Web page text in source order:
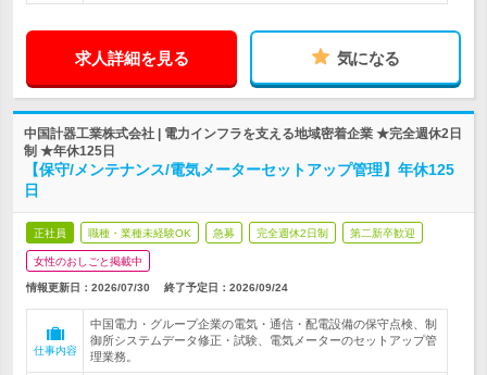
求人詳細を見る 気になる
中国計器工業株式会社 | 電力インフラを支える地域密着企業 ★完全週休2日
制 ★年休125日
【保守/メンテナンス/電気メーターセットアップ管理】年休125
日
正社員 職種・業種未経験OK 急募 完全週休2日制 第二新卒歓迎
女性のおしごと掲載中
情報更新日：2026/07/30 終了予定日： 2026/09/24
仕事内容
中国電力・グループ企業の電気・通信・配電設備の保守点検、制
御所システムデータ修正・試験、電気メーターのセットアップ管
理業務。